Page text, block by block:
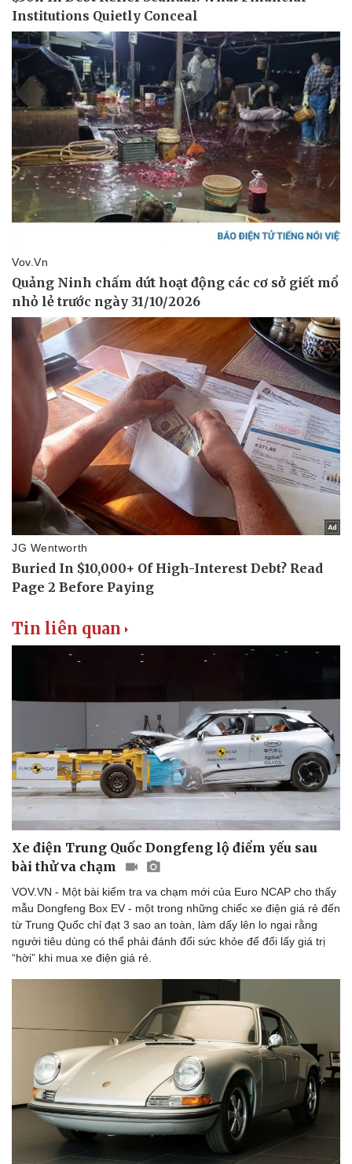
Thể thao
Lịch thi đấu bóng đá
Thế giới thể thao
eSports
Hậu trường
Ô tô - Xe máy
Ô tô
Xe máy
Tư vấn
Tin liên quan
Xe điện Trung Quốc Dongfeng lộ điểm yếu sau
bài thử va chạm
VOV.VN - Một bài kiểm tra va chạm mới của Euro NCAP cho thấy
mẫu Dongfeng Box EV - một trong những chiếc xe điện giá rẻ đến
từ Trung Quốc chỉ đạt 3 sao an toàn, làm dấy lên lo ngại rằng
người tiêu dùng có thể phải đánh đổi sức khỏe để đổi lấy giá trị
“hời” khi mua xe điện giá rẻ.